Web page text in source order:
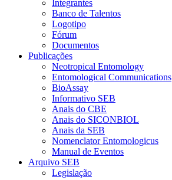
Integrantes
Banco de Talentos
Logotipo
Fórum
Documentos
Publicações
Neotropical Entomology
Entomological Communications
BioAssay
Informativo SEB
Anais do CBE
Anais do SICONBIOL
Anais da SEB
Nomenclator Entomologicus
Manual de Eventos
Arquivo SEB
Legislação